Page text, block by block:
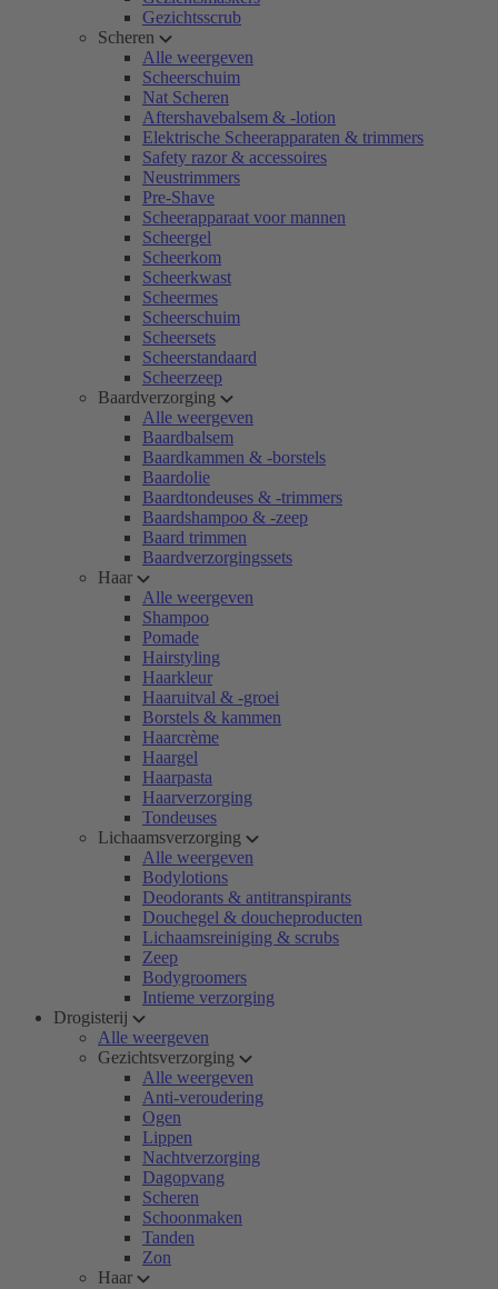
Gezichtsscrub
Scheren
Alle weergeven
Scheerschuim
Nat Scheren
Aftershavebalsem & -lotion
Elektrische Scheerapparaten & trimmers
Safety razor & accessoires
Neustrimmers
Pre-Shave
Scheerapparaat voor mannen
Scheergel
Scheerkom
Scheerkwast
Scheermes
Scheerschuim
Scheersets
Scheerstandaard
Scheerzeep
Baardverzorging
Alle weergeven
Baardbalsem
Baardkammen & -borstels
Baardolie
Baardtondeuses & -trimmers
Baardshampoo & -zeep
Baard trimmen
Baardverzorgingssets
Haar
Alle weergeven
Shampoo
Pomade
Hairstyling
Haarkleur
Haaruitval & -groei
Borstels & kammen
Haarcrème
Haargel
Haarpasta
Haarverzorging
Tondeuses
Lichaamsverzorging
Alle weergeven
Bodylotions
Deodorants & antitranspirants
Douchegel & doucheproducten
Lichaamsreiniging & scrubs
Zeep
Bodygroomers
Intieme verzorging
Drogisterij
Alle weergeven
Gezichtsverzorging
Alle weergeven
Anti-veroudering
Ogen
Lippen
Nachtverzorging
Dagopvang
Scheren
Schoonmaken
Tanden
Zon
Haar